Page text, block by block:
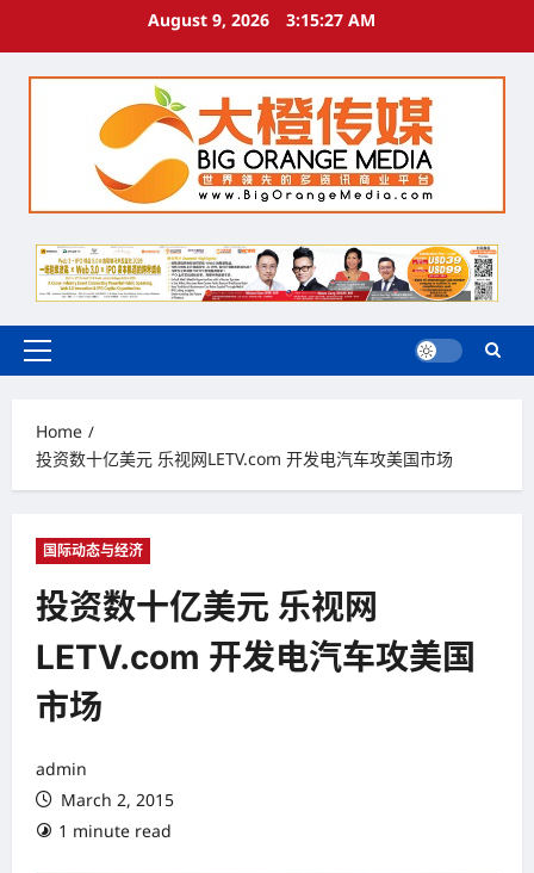
August 9, 2026 3:15:28 AM
Primary
Home
投资数十亿美元 乐视网LETV.com 开发电汽车攻美国市场
国际动态与经济
投资数十亿美元 乐视网
LETV.com 开发电汽车攻美国
市场
admin
March 2, 2015
1 minute read